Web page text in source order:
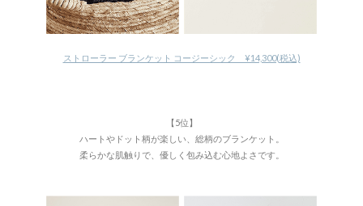
ストローラー ブランケット コージーシック ¥14,300(税込)
【5位】
ハートやドット柄が楽しい、総柄のブランケット。
柔らかな肌触りで、優しく包み込む心地よさです。